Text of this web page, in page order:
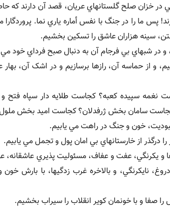
خزان صلح گلستانهاي عريان، قصد آن دارند که
پس ما را در جنگ با نفس أماره ياري نما.
سينه هزاران عاشق را تسکين بخشيم.
در شبهاي بي فرجام آن به دنبال صبح فرداي خود
و از حماسه آن، رازها برسازيم و در اشک آن،
نغمه سپيده کعبه؟ کجاست طلايه دار سپاه
سامان بخش ژرفدلان؟ کجاست اميد بخش ملول
خون و جنگ در راهت مي يابيم.
درگذر از خارستانهاي بي امان پول و تجمل مي يابيم.
و يکرنگي، عفت و عفاف، مسئوليت پذيري عاشقانه،
نايکرنگي، و بالاخره غرب زدگيها، با بارش
را صفا و با خونمان کوير انقلاب را سيراب بخشيم.